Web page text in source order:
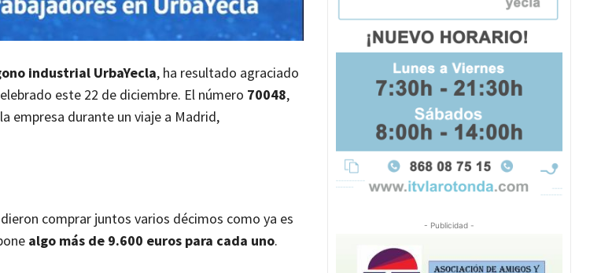
industrial UrbaYecla, ha resultado agraciado
este 22 de diciembre. El número 70048,
empresa durante un viaje a Madrid,
comprar juntos varios décimos como ya es
algo más de 9.600 euros para cada uno.
- Publicidad -